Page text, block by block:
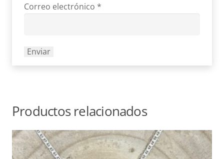
Correo electrónico *
Productos relacionados